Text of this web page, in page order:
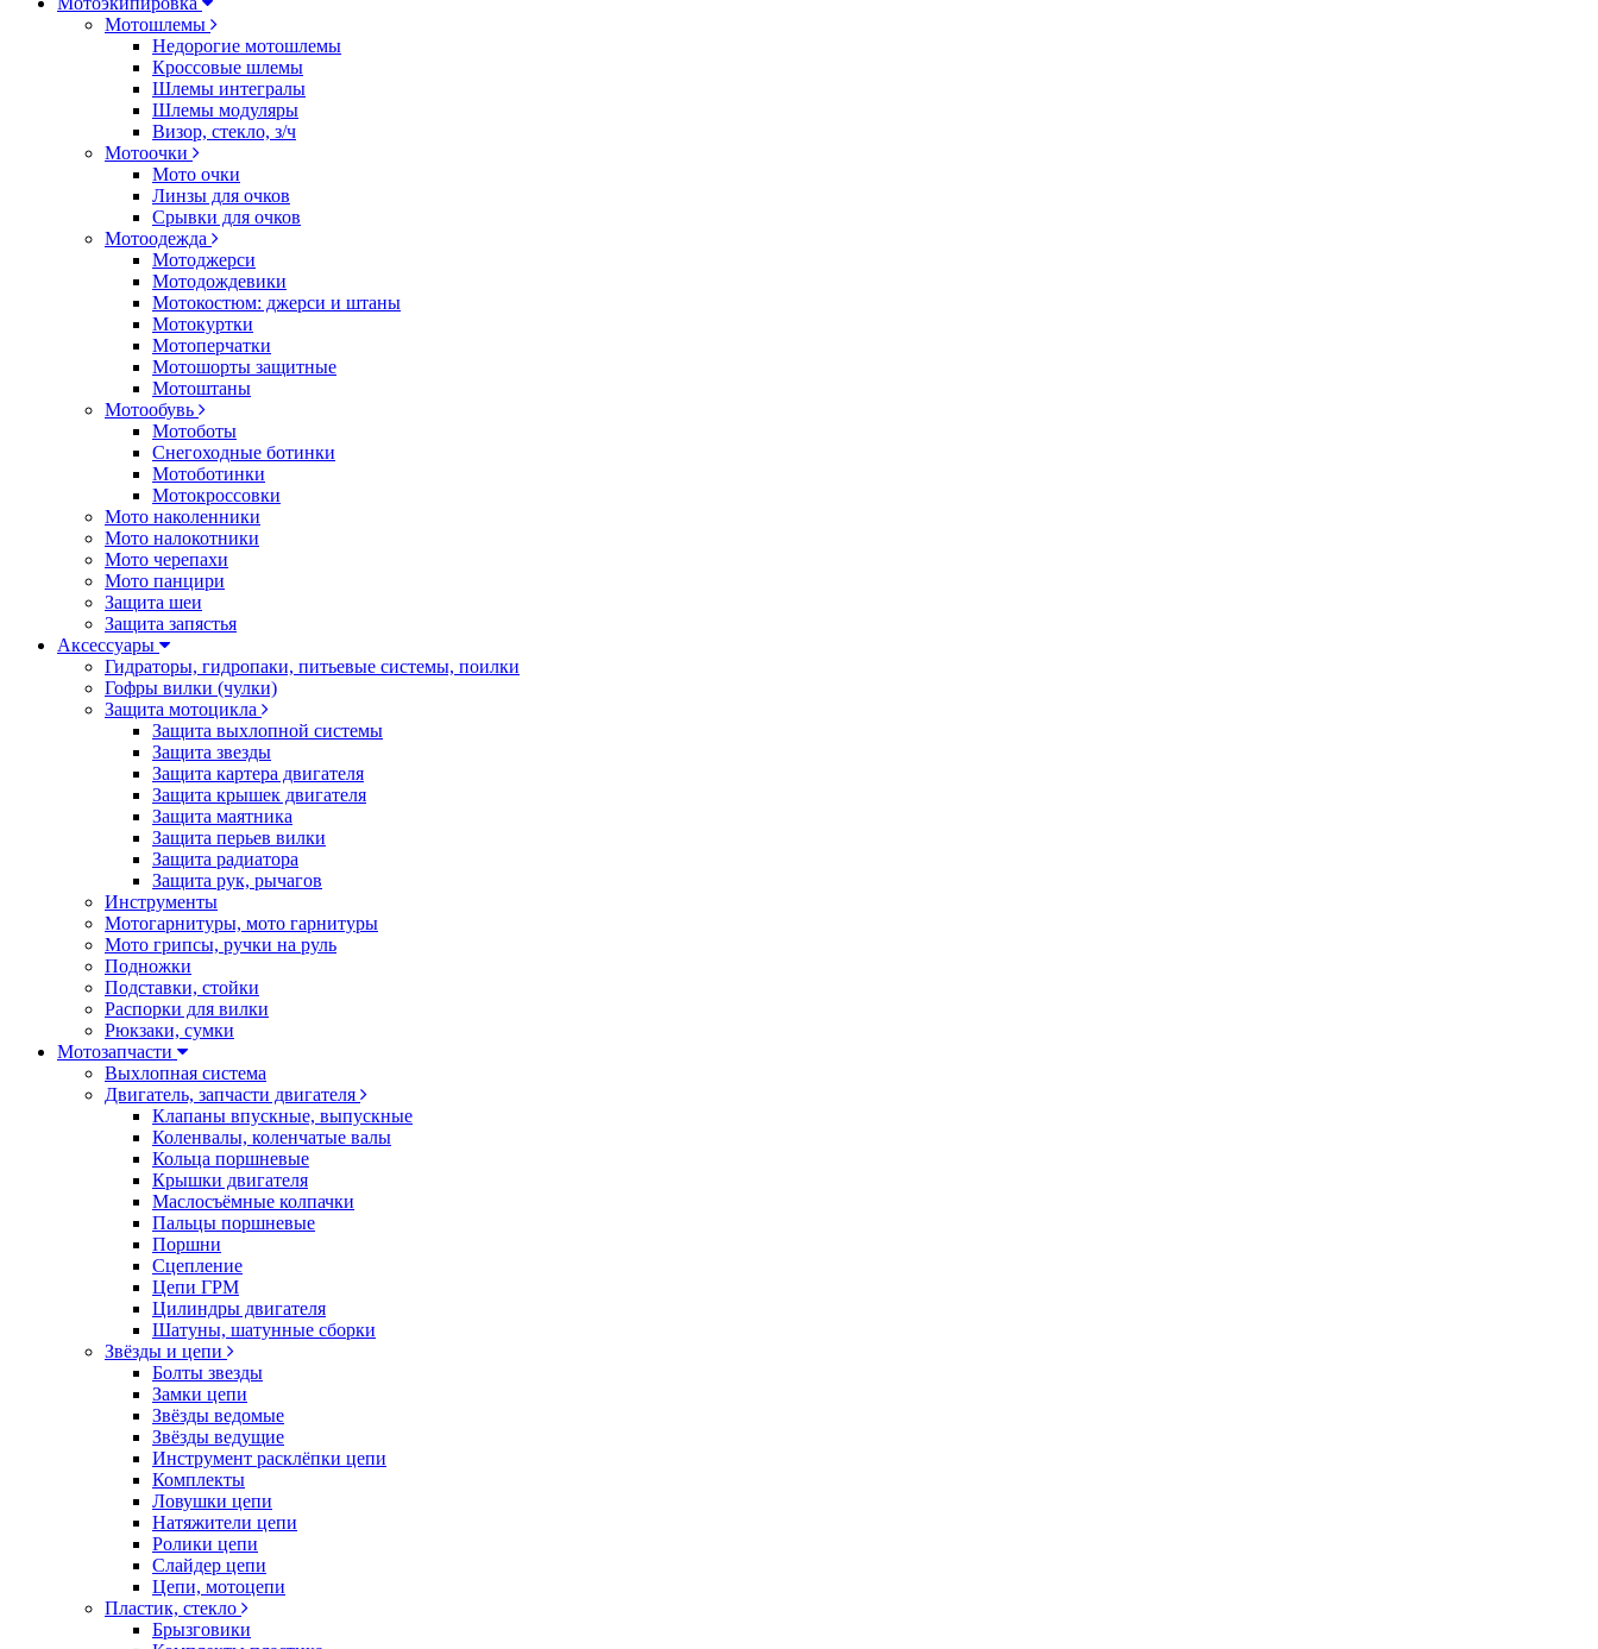
Мотошлемы
Недорогие мотошлемы
Кроссовые шлемы
Шлемы интегралы
Шлемы модуляры
Визор, стекло, з/ч
Мотоочки
Мото очки
Линзы для очков
Срывки для очков
Мотоодежда
Мотоджерси
Мотодождевики
Мотокостюм: джерси и штаны
Мотокуртки
Мотоперчатки
Мотошорты защитные
Мотоштаны
Мотообувь
Мотоботы
Снегоходные ботинки
Мотоботинки
Мотокроссовки
Мото наколенники
Мото налокотники
Мото черепахи
Мото панцири
Защита шеи
Защита запястья
Аксессуары
Гидраторы, гидропаки, питьевые системы, поилки
Гофры вилки (чулки)
Защита мотоцикла
Защита выхлопной системы
Защита звезды
Защита картера двигателя
Защита крышек двигателя
Защита маятника
Защита перьев вилки
Защита радиатора
Защита рук, рычагов
Инструменты
Мотогарнитуры, мото гарнитуры
Мото грипсы, ручки на руль
Подножки
Подставки, стойки
Распорки для вилки
Рюкзаки, сумки
Мотозапчасти
Выхлопная система
Двигатель, запчасти двигателя
Клапаны впускные, выпускные
Коленвалы, коленчатые валы
Кольца поршневые
Крышки двигателя
Маслосъёмные колпачки
Пальцы поршневые
Поршни
Сцепление
Цепи ГРМ
Цилиндры двигателя
Шатуны, шатунные сборки
Звёзды и цепи
Болты звезды
Замки цепи
Звёзды ведомые
Звёзды ведущие
Инструмент расклёпки цепи
Комплекты
Ловушки цепи
Натяжители цепи
Ролики цепи
Слайдер цепи
Цепи, мотоцепи
Пластик, стекло
Брызговики